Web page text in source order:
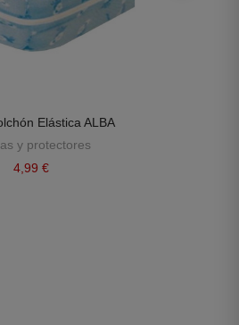
Elástica ALBA
y protectores
4,99 €